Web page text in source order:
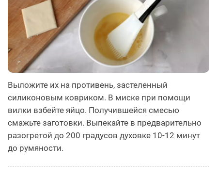
Выложите их на противень, застеленный
силиконовым ковриком. В миске при помощи
вилки взбейте яйцо. Получившейся смесью
смажьте заготовки. Выпекайте в предварительно
разогретой до 200 градусов духовке 10-12 минут
до румяности.